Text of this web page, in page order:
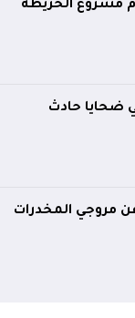
مشروع الخريطة
ضحايا حادث
مروجي المخدرات